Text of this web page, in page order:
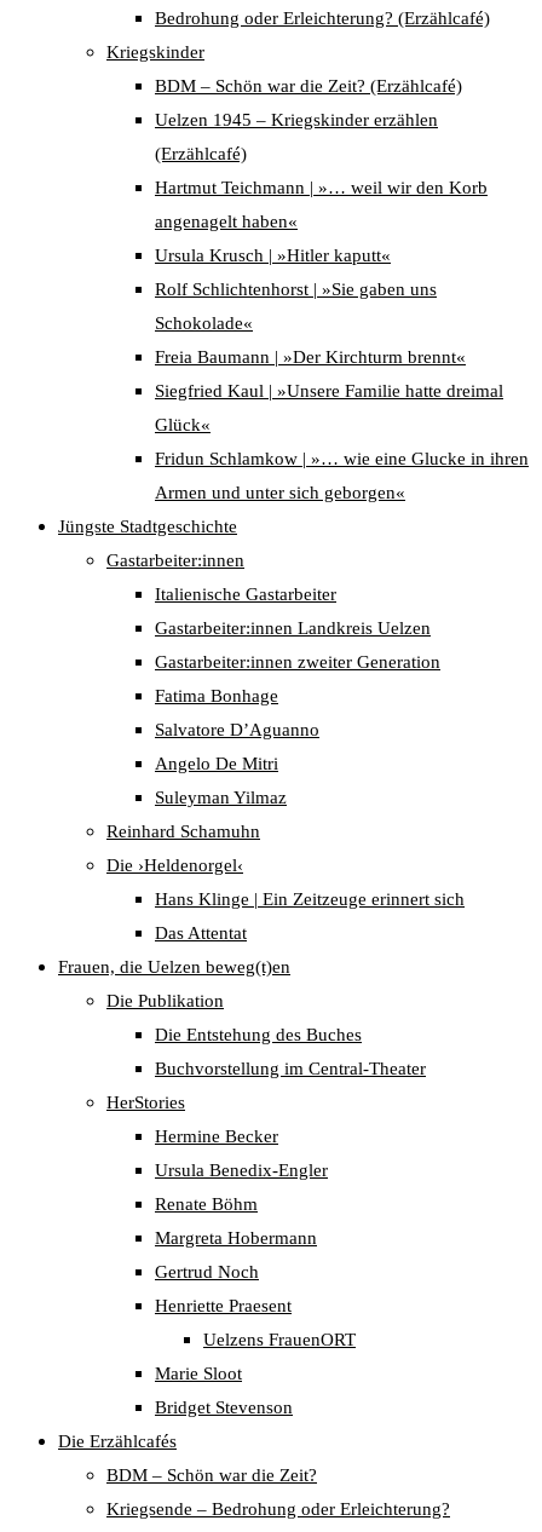
Bedrohung oder Erleichterung? (Erzählcafé)
Kriegskinder
BDM – Schön war die Zeit? (Erzählcafé)
Uelzen 1945 – Kriegskinder erzählen
(Erzählcafé)
Hartmut Teichmann | »… weil wir den Korb
angenagelt haben«
Ursula Krusch | »Hitler kaputt«
Rolf Schlichtenhorst | »Sie gaben uns
Schokolade«
Freia Baumann | »Der Kirchturm brennt«
Siegfried Kaul | »Unsere Familie hatte dreimal
Glück«
Fridun Schlamkow | »… wie eine Glucke in ihren
Armen und unter sich geborgen«
Jüngste Stadtgeschichte
Gastarbeiter:innen
Italienische Gastarbeiter
Gastarbeiter:innen Landkreis Uelzen
Gastarbeiter:innen zweiter Generation
Fatima Bonhage
Salvatore D’Aguanno
Angelo De Mitri
Suleyman Yilmaz
Reinhard Schamuhn
Die ›Heldenorgel‹
Hans Klinge | Ein Zeitzeuge erinnert sich
Das Attentat
Frauen, die Uelzen beweg(t)en
Die Publikation
Die Entstehung des Buches
Buchvorstellung im Central-Theater
HerStories
Hermine Becker
Ursula Benedix-Engler
Renate Böhm
Margreta Hobermann
Gertrud Noch
Henriette Praesent
Uelzens FrauenORT
Marie Sloot
Bridget Stevenson
Die Erzählcafés
BDM – Schön war die Zeit?
Kriegsende – Bedrohung oder Erleichterung?